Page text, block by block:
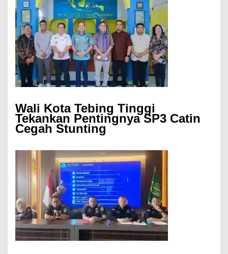
Wali Kota Tebing Tinggi
Tekankan Pentingnya SP3 Catin
Cegah Stunting